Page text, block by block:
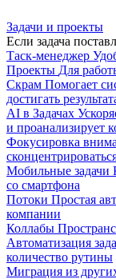
Задачи и проекты
Если задача
Таск-менеджер
Проекты Для
Скрам Помогает
достигать
AI в Задачах
и проанализирует
Фокусировка
Мобильные задачи
со смартфона
Потоки Простая
компании
Коллабы
Автоматизация
количество рутины
Миграция из